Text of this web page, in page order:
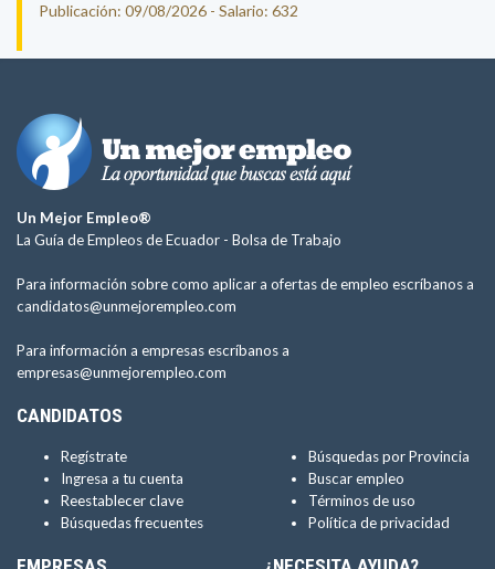
Publicación: 09/08/2026 - Salario: 632
Un Mejor Empleo®
La Guía de Empleos de Ecuador - Bolsa de Trabajo
Para información sobre como aplicar a ofertas de empleo escríbanos a
candidatos@unmejorempleo.com
Para información a empresas escríbanos a
empresas@unmejorempleo.com
CANDIDATOS
Regístrate
Ingresa a tu cuenta
Reestablecer clave
Búsquedas frecuentes
Búsquedas por Provincia
Buscar empleo
Términos de uso
Política de privacidad